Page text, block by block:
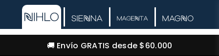
🚚 Envío GRATIS desde $60.000